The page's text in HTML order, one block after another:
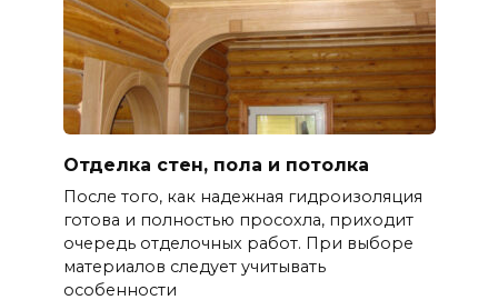
Отделка стен, пола и потолка
После того, как надежная гидроизоляция
готова и полностью просохла, приходит
очередь отделочных работ. При выборе
материалов следует учитывать
особенности